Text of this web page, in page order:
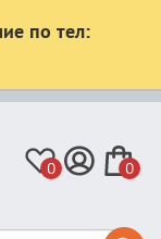
по тел:
0 0